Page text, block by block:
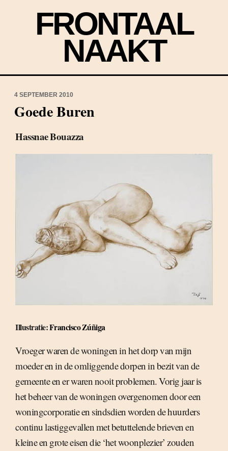
FRONTAAL
NAAKT
4 SEPTEMBER 2010
Goede Buren
Hassnae Bouazza
Illustratie:Francisco Zúñiga
Vroeger waren de woningen in het dorp van mijn
moeder en in de omliggende dorpen in bezit van de
gemeente en er waren nooit problemen. Vorig jaar is
het beheer van de woningen overgenomen door een
woningcorporatie en sindsdien worden de huurders
continu lastiggevallen met betuttelende brieven en
kleine en grote eisen die ‘het woonplezier’ zouden